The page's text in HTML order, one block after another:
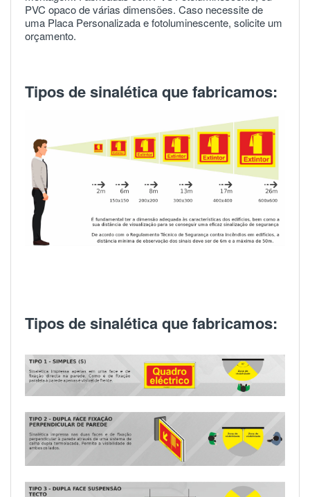
PVC opaco de várias dimensões. Caso necessite de
uma Placa Personalizada e fotoluminescente, solicite um
orçamento.
Tipos de sinalética que fabricamos:
Tipos de sinalética que fabricamos: